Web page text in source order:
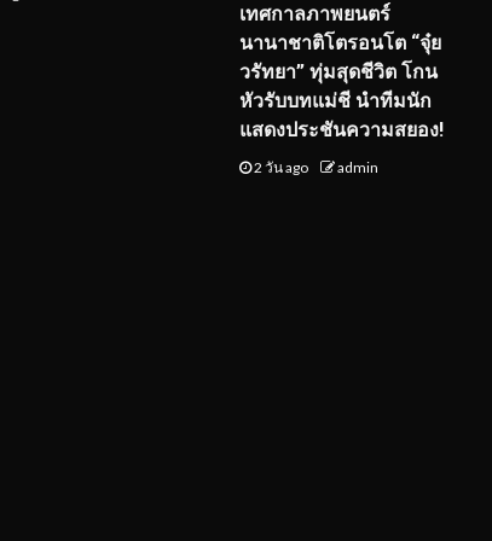
เทศกาลภาพยนตร์
นานาชาติโตรอนโต “จุ๋ย
วรัทยา” ทุ่มสุดชีวิต โกน
หัวรับบทแม่ชี นำทีมนัก
แสดงประชันความสยอง!
2 วัน ago admin